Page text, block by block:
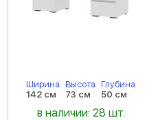
Ширина
142 см
Высота
73 см
Глубина
50 см
в наличии: 28 шт.